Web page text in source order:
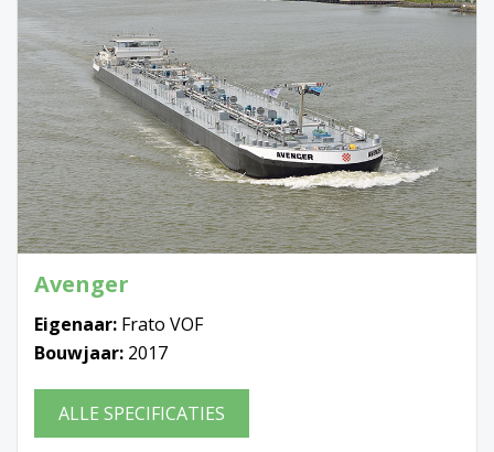
Avenger
Eigenaar: Frato VOF
Bouwjaar: 2017
ALLE SPECIFICATIES